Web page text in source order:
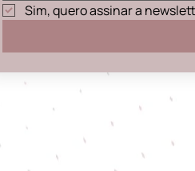
Sim, quero assinar a